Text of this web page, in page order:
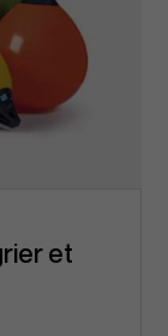
et